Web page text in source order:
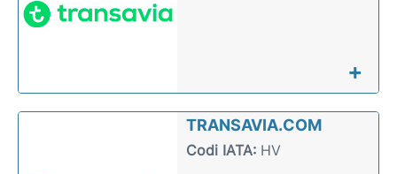
+
TRANSAVIA.COM
Codi IATA:HV